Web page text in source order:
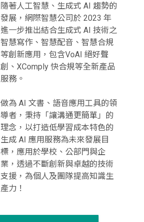
隨著人工智慧、生成式 AI 趨勢的
發展，網際智慧公司於 2023 年
進一步推出結合生成式 AI 技術之
智慧寫作、智慧配音、智慧合規
等創新應用，包含VoAI 絕好聲
創、XComply 快合規等全新產品
服務。
做為 AI 文書、語音應用工具的領
導者，秉持「讓溝通更簡單」的
理念，以打造低學習成本特色的
生成 AI 應用服務為未來發展目
標，應用於學校、公部門與企
業，透過不斷創新與卓越的技術
支援，為個人及團隊提高知識生
產力！